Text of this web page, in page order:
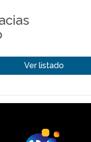
Ver listado